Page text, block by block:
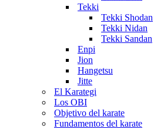
Tekki
Tekki Shodan
Tekki Nidan
Tekki Sandan
Enpi
Jion
Hangetsu
Jitte
El Karategi
Los OBI
Objetivo del karate
Fundamentos del karate